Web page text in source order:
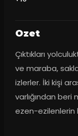
Ozet
Çıktıkları
ve maraba,
izlerler. İki kişi
varlığından
ezen-ezilenlerin